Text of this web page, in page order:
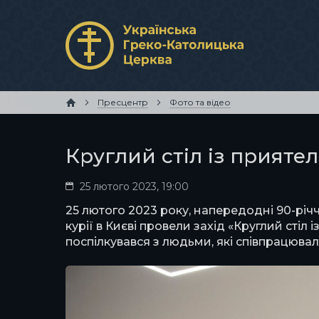
Пресцентр Фото та відео
Круглий стіл із
25 лютого 2023, 19:00
25 лютого 2023 року, напередодні 90-
курії в Києві провели захід «Круглий
поспілкувався з людьми, які